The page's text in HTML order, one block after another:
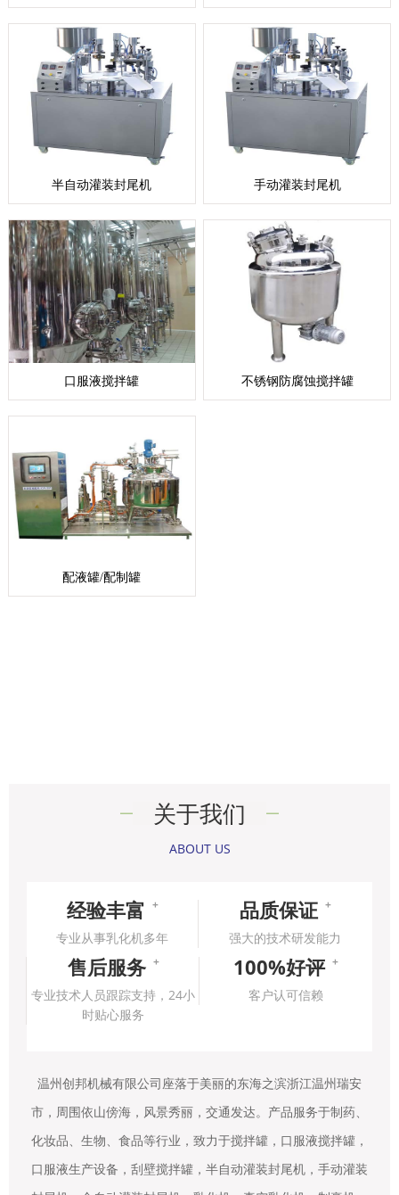
半自动灌装封尾机 手动灌装封尾机
口服液搅拌罐 不锈钢防腐蚀搅拌罐
配液罐/配制罐
关于我们
ABOUT US
经验丰富 +
专业从事乳化机多年
品质保证 +
强大的技术研发能力
售后服务 +
专业技术人员跟踪支持，24小
时贴心服务
100%好评 +
客户认可信赖
温州创邦机械有限公司座落于美丽的东海之滨浙江温州瑞安
市，周围依山傍海，风景秀丽，交通发达。产品服务于制药、
化妆品、生物、食品等行业，致力于搅拌罐，口服液搅拌罐，
口服液生产设备，刮壁搅拌罐，半自动灌装封尾机，手动灌装